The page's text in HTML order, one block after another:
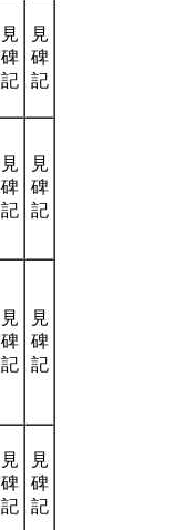
見
碑
記
見
碑
記
見
碑
記
見
碑
記
見
碑
記
見
碑
記
見
碑
記
見
碑
記